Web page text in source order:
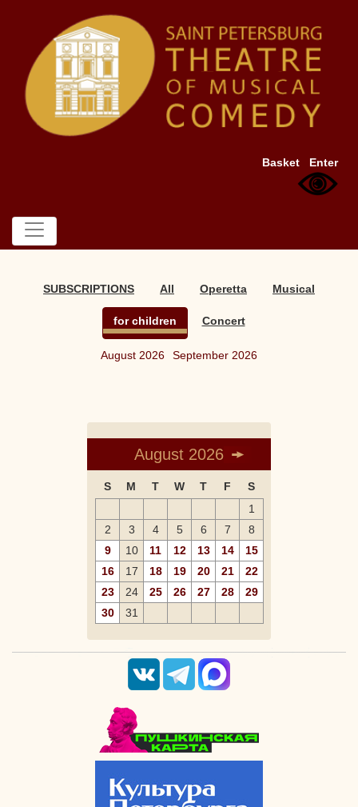
Basket Enter
SUBSCRIPTIONS All Operetta Musical
for children Concert
August 2026 September 2026
August 2026
S M T W T F
S
1
2
3 4 5 6 7
8
9
10 11 12 13 14
15
16
17 18 19 20 21
22
23
24 25 26 27 28
29
30
31